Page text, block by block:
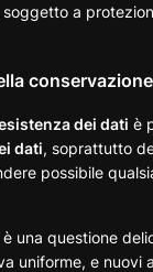
soggetto a
dei dati è
dati, soprattutto
possibile
una questione
uniforme, e nuovi